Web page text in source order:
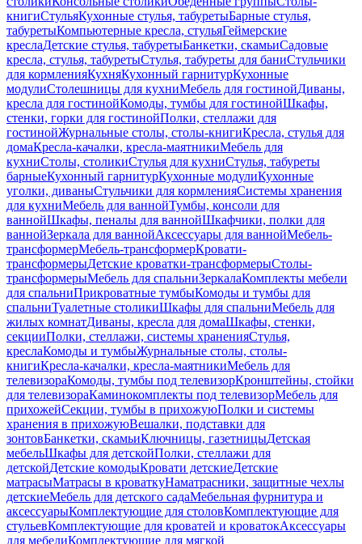
книгиСтульяКухонные стулья, табуретыБарные стулья,
табуретыКомпьютерные кресла, стульяГеймерские
креслаДетские стулья, табуретыБанкетки, скамьиСадовые
кресла, стулья, табуретыСтулья, табуреты для баниСтульчики
для кормленияКухняКухонный гарнитурКухонные
модулиСтолешницы для кухниМебель для гостинойДиваны,
кресла для гостинойКомоды, тумбы для гостинойШкафы,
стенки, горки для гостинойПолки, стеллажи для
гостинойЖурнальные столы, столы-книгиКресла, стулья для
домаКресла-качалки, кресла-маятникиМебель для
кухниСтолы, столикиСтулья для кухниСтулья, табуреты
барныеКухонный гарнитурКухонные модулиКухонные
уголки, диваныСтульчики для кормленияСистемы хранения
для кухниМебель для ваннойТумбы, консоли для
ваннойШкафы, пеналы для ваннойШкафчики, полки для
ваннойЗеркала для ваннойАксессуары для ваннойМебель-
трансформерМебель-трансформерКровати-
трансформерыДетские кроватки-трансформерыСтолы-
трансформерыМебель для спальниЗеркалаКомплекты мебели
для спальниПрикроватные тумбыКомоды и тумбы для
спальниТуалетные столикиШкафы для спальниМебель для
жилых комнатДиваны, кресла для домаШкафы, стенки,
секцииПолки, стеллажи, системы храненияСтулья,
креслаКомоды и тумбыЖурнальные столы, столы-
книгиКресла-качалки, кресла-маятникиМебель для
телевизораКомоды, тумбы под телевизорКронштейны, стойки
для телевизораКаминокомплекты под телевизорМебель для
прихожейСекции, тумбы в прихожуюПолки и системы
хранения в прихожуюВешалки, подставки для
зонтовБанкетки, скамьиКлючницы, газетницыДетская
мебельШкафы для детскойПолки, стеллажи для
детскойДетские комодыКровати детскиеДетские
матрасыМатрасы в кроваткуНаматрасники, защитные чехлы
детскиеМебель для детского садаМебельная фурнитура и
аксессуарыКомплектующие для столовКомплектующие для
стульевКомплектующие для кроватей и кроватокАксессуары
для мебелиКомплектующие для мягкой